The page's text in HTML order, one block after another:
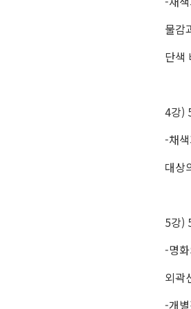
물감
단색
4강)
-채
대상
5강)
-명
외곽
-개